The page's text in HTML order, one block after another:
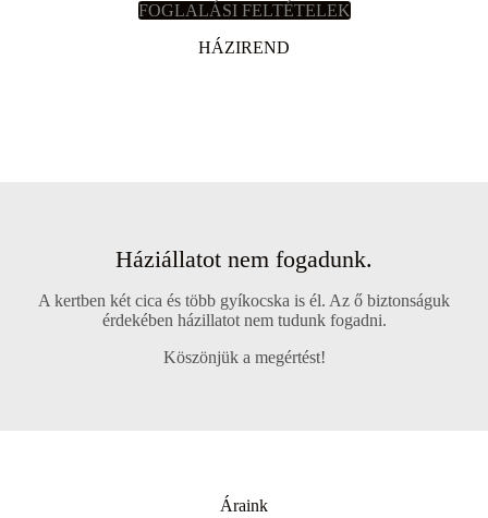
FOGLALÁSI FELTÉTELEK
HÁZIREND
Háziállatot nem fogadunk.
A kertben két cica és több gyíkocska is él. Az ő biztonságuk
érdekében házillatot nem tudunk fogadni.
Köszönjük a megértést!
Áraink